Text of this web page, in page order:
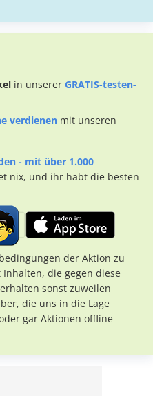
in unserer GRATIS-testen-
verdienen mit unseren
- mit über 1.000
nix, und ihr habt die besten
der Aktion zu
die gegen diese
sonst zuweilen
die uns in die Lage
gar Aktionen offline